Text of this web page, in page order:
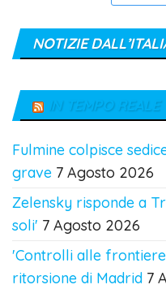
NOTIZIE
IN TEMPO REALE
Fulmine colpisce
grave 7 Agosto 2026
Zelensky risponde a
soli' 7 Agosto 2026
'Controlli alle
ritorsione di Madrid 7